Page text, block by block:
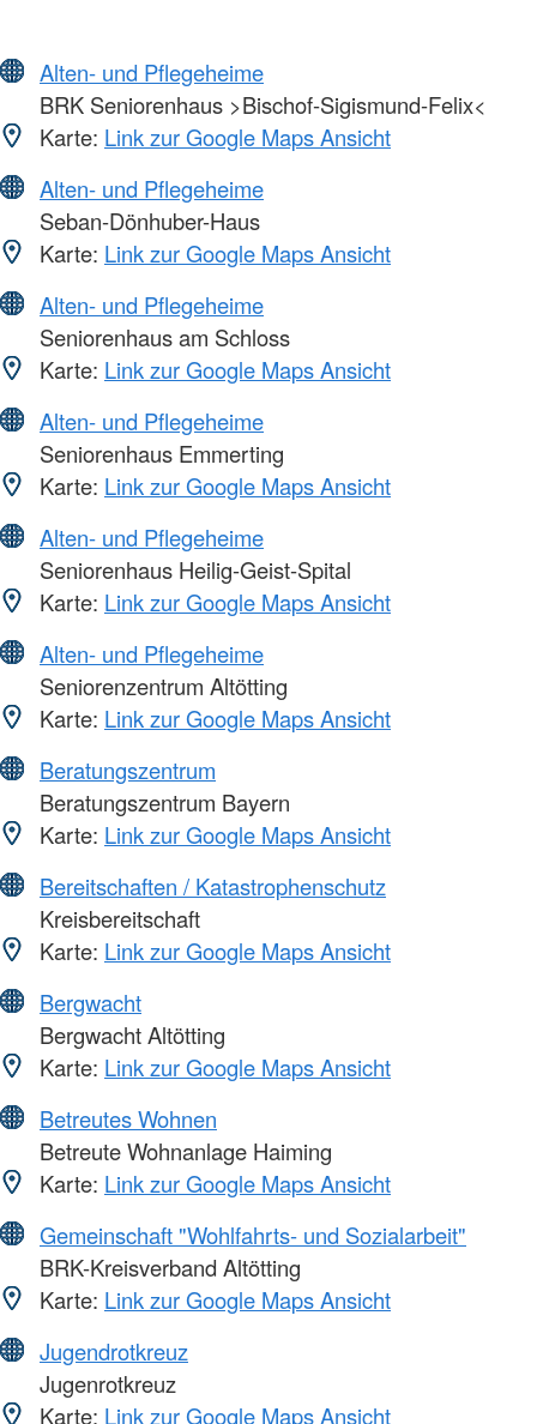
Alten- und Pflegeheime
BRK Seniorenhaus >Bischof-Sigismund-Felix<
Karte: Link zur Google Maps Ansicht
Alten- und Pflegeheime
Seban-Dönhuber-Haus
Karte: Link zur Google Maps Ansicht
Alten- und Pflegeheime
Seniorenhaus am Schloss
Karte: Link zur Google Maps Ansicht
Alten- und Pflegeheime
Seniorenhaus Emmerting
Karte: Link zur Google Maps Ansicht
Alten- und Pflegeheime
Seniorenhaus Heilig-Geist-Spital
Karte: Link zur Google Maps Ansicht
Alten- und Pflegeheime
Seniorenzentrum Altötting
Karte: Link zur Google Maps Ansicht
Beratungszentrum
Beratungszentrum Bayern
Karte: Link zur Google Maps Ansicht
Bereitschaften / Katastrophenschutz
Kreisbereitschaft
Karte: Link zur Google Maps Ansicht
Bergwacht
Bergwacht Altötting
Karte: Link zur Google Maps Ansicht
Betreutes Wohnen
Betreute Wohnanlage Haiming
Karte: Link zur Google Maps Ansicht
Gemeinschaft "Wohlfahrts- und Sozialarbeit"
BRK-Kreisverband Altötting
Karte: Link zur Google Maps Ansicht
Jugendrotkreuz
Jugenrotkreuz
Karte: Link zur Google Maps Ansicht